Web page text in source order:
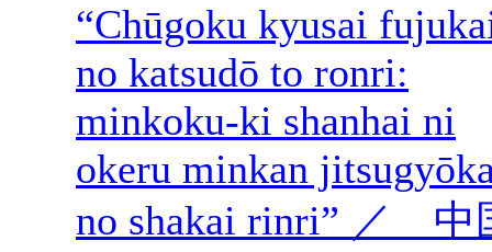
“Chūgoku kyusai
no katsudō to ronri:
minkoku-ki shanhai ni
okeru minkan
no shakai rinri” ／ 中